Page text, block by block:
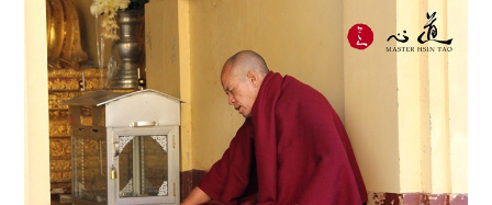
宗師教育觀